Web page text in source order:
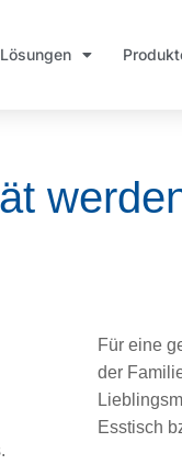
Lösungen
Für eine
der
Esstisch